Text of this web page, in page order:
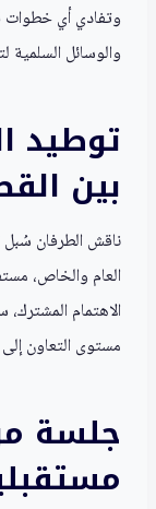
وتفادي أي خطوات
والوسائل السلمية
توطيد
بين
ناقش الطرفان سُبل
العام والخاص،
الاهتمام
مستوى التعاون
جلسة